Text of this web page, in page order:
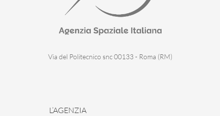
Via del Politecnico snc 00133 - Roma (RM)
L’AGENZIA